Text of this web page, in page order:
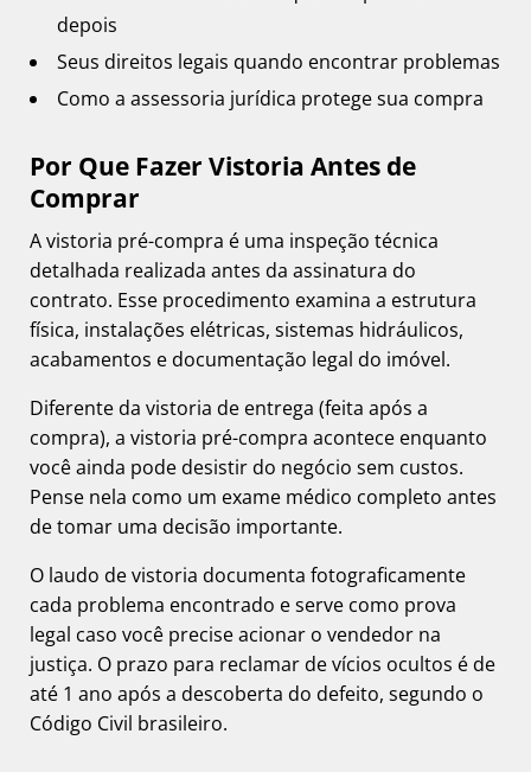
depois
Seus direitos legais quando encontrar problemas
Como a assessoria jurídica protege sua compra
Por Que Fazer Vistoria Antes de
Comprar
A vistoria pré-compra é uma inspeção técnica
detalhada realizada antes da assinatura do
contrato. Esse procedimento examina a estrutura
física, instalações elétricas, sistemas hidráulicos,
acabamentos e documentação legal do imóvel.
Diferente da vistoria de entrega (feita após a
compra), a vistoria pré-compra acontece enquanto
você ainda pode desistir do negócio sem custos.
Pense nela como um exame médico completo antes
de tomar uma decisão importante.
O laudo de vistoria documenta fotograficamente
cada problema encontrado e serve como prova
legal caso você precise acionar o vendedor na
justiça. O prazo para reclamar de vícios ocultos é de
até 1 ano após a descoberta do defeito, segundo o
Código Civil brasileiro.